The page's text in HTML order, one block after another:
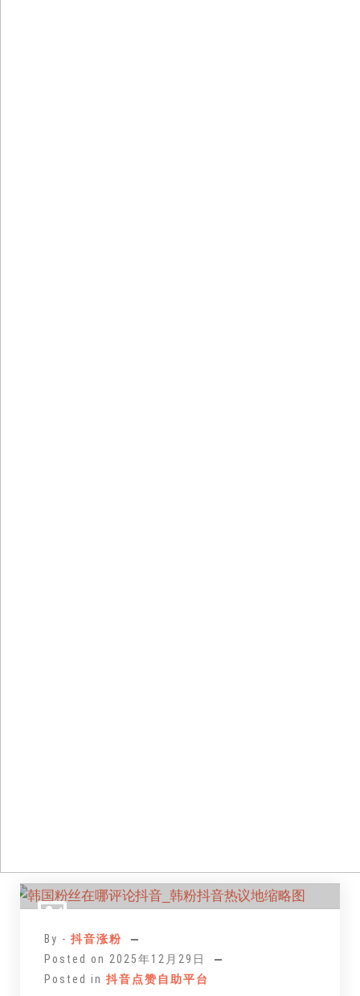
By - 抖音涨粉
Posted on 2025年12月29日
Posted in 抖音点赞自助平台